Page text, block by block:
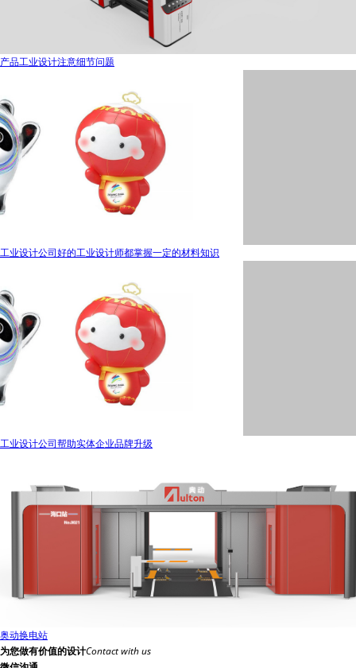
产品工业设计注意细节问题
工业设计公司好的工业设计师都掌握一定的材料知识
工业设计公司帮助实体企业品牌升级
奥动换电站
为您做有价值的设计Contact with us